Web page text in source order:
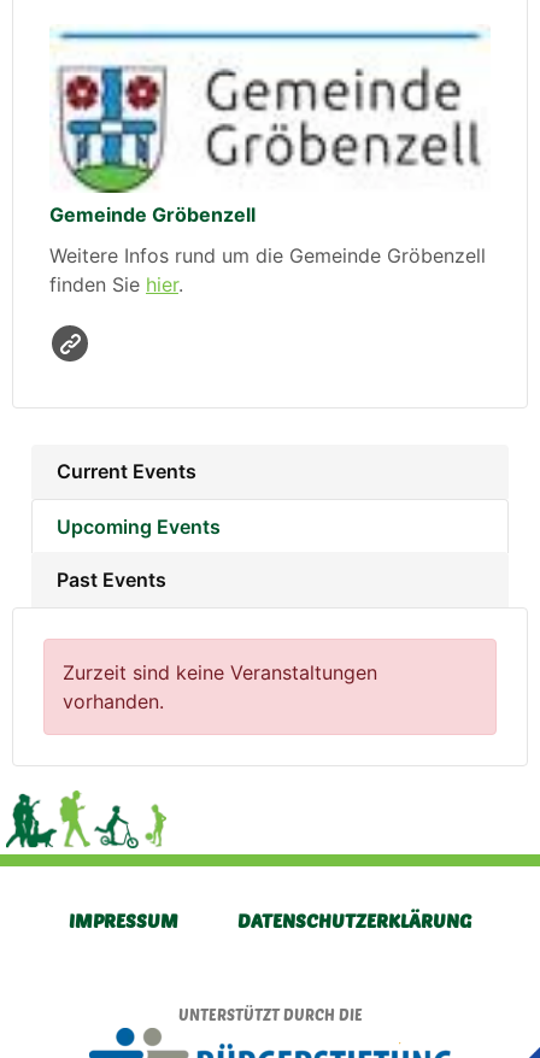
Gemeinde Gröbenzell
Weitere Infos rund um die Gemeinde Gröbenzell
finden Sie hier.
Current Events
Upcoming Events
Past Events
Zurzeit sind keine Veranstaltungen
vorhanden.
IMPRESSUM DATENSCHUTZERKLÄRUNG
UNTERSTÜTZT DURCH DIE